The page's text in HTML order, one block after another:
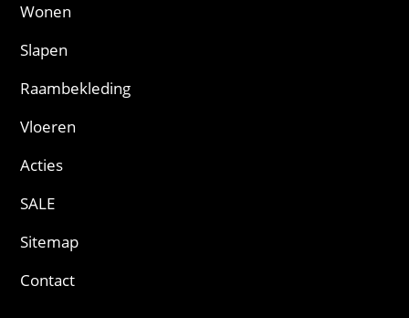
Wonen
Slapen
Raambekleding
Vloeren
Acties
SALE
Sitemap
Contact